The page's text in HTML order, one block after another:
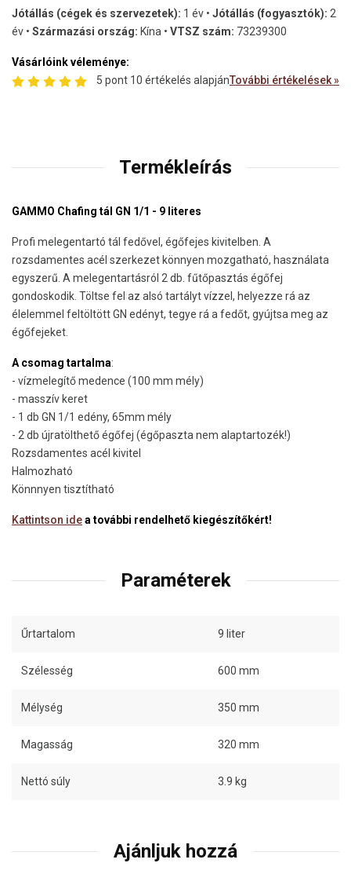
Jótállás (cégek és szervezetek): 1 év • Jótállás (fogyasztók): 2
év • Származási ország: Kína • VTSZ szám: 73239300
Vásárlóink véleménye:
5 pont 10 értékelés alapjánTovábbi értékelések »
Termékleírás
GAMMO Chafing tál GN 1/1 - 9 literes
Profi melegentartó tál fedővel, égőfejes kivitelben. A
rozsdamentes acél szerkezet könnyen mozgatható, használata
egyszerű. A melegentartásról 2 db. fűtőpasztás égőfej
gondoskodik. Töltse fel az alsó tartályt vízzel, helyezze rá az
élelemmel feltöltött GN edényt, tegye rá a fedőt, gyújtsa meg az
égőfejeket.
A csomag tartalma:
- vízmelegítő medence (100 mm mély)
- masszív keret
- 1 db GN 1/1 edény, 65mm mély
- 2 db újratölthető égőfej (égőpaszta nem alaptartozék!)
Rozsdamentes acél kivitel
Halmozható
Könnnyen tisztítható
Kattintson idea további rendelhető kiegészítőkért!
Paraméterek
Űrtartalom 9 liter
Szélesség 600 mm
Mélység 350 mm
Magasság 320 mm
Nettó súly 3.9 kg
Ajánljuk hozzá